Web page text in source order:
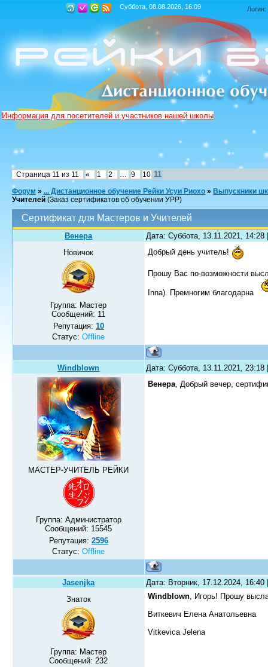
Суббота, 08.08.2026, 16:09 Логин:
Информация для посетителей и участников нашей школы
Страница 11 из 11 « 1 2 9 10 11
Форум » ... Дистанционное обучение Рейки Усуи Риохо » Выпускники
Учителей (Заказ сертификатов об обучении УРР)
Сертификат для Мастеров и Учителей
Венера
Дата: Суббота, 13.11.2021,
Новичок
Группа: Мастер
Сообщений: 11
Репутация: 10
Статус:Offline
Добрый день учитель!
Прошу Вас по-возможности
Inna). Премногим благодарна
Windblown Дата: Суббота, 13.11.2021,
МАСТЕР-УЧИТЕЛЬ РЕЙКИ
Группа: Администратор
Сообщений: 15545
Репутация: 2596
Статус:Offline
Венера , Добрый вечер,
Jasenjka
Дата: Вторник, 17.12.2024,
Знаток
Группа: Мастер
Сообщений: 232
Windblown , Игорь! Прошу
Виткевич Елена Анатольевна
Vitkevica Jelena